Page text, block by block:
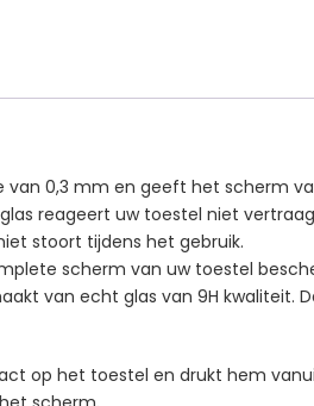
van 0,3 mm en geeft het scherm
reageert uw toestel niet
stoort tijdens het gebruik.
scherm van uw toestel
van echt glas van 9H kwaliteit.
op het toestel en drukt hem